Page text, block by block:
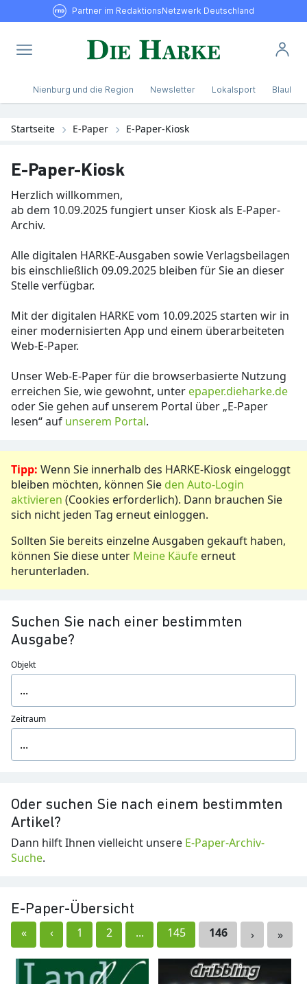
Partner im RedaktionsNetzwerk Deutschland
Nienburg und die Region Newsletter Lokalsport Blaulicht
Startseite E-Paper E-Paper-Kiosk
E-Paper-Kiosk
Herzlich willkommen,
ab dem 10.09.2025 fungiert unser Kiosk als E-Paper-
Archiv.
Alle digitalen HARKE-Ausgaben sowie Verlagsbeilagen
bis einschließlich 09.09.2025 bleiben für Sie an dieser
Stelle verfügbar.
Mit der digitalen HARKE vom 10.09.2025 starten wir in
einer modernisierten App und einem überarbeiteten
Web-E-Paper.
Unser Web-E-Paper für die browserbasierte Nutzung
erreichen Sie, wie gewohnt, unter epaper.dieharke.de
oder Sie gehen auf unserem Portal über „E-Paper
lesen“ auf unserem Portal.
Tipp: Wenn Sie innerhalb des HARKE-Kiosk eingeloggt
bleiben möchten, können Sie den Auto-Login
aktivieren (Cookies erforderlich). Dann brauchen Sie
sich nicht jeden Tag erneut einloggen.
Sollten Sie bereits einzelne Ausgaben gekauft haben,
können Sie diese unter Meine Käufe erneut
herunterladen.
Suchen Sie nach einer bestimmten
Ausgabe?
Objekt
Zeitraum
Oder suchen Sie nach einem bestimmten
Artikel?
Dann hilft Ihnen vielleicht unsere E-Paper-Archiv-
Suche.
E-Paper-Übersicht
« ‹ 1 2 ... 145 146 › »